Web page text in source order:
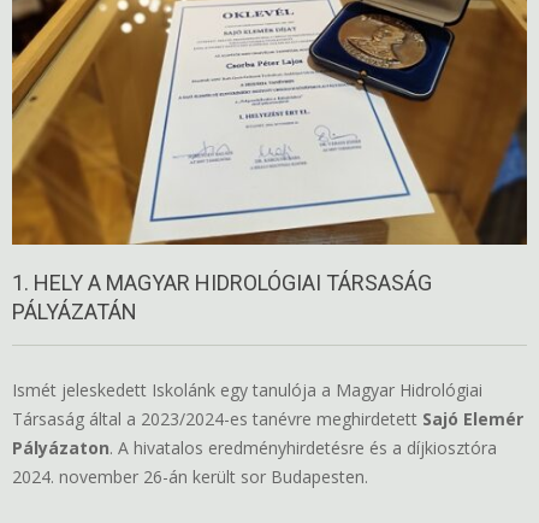
1. HELY A MAGYAR HIDROLÓGIAI TÁRSASÁG
PÁLYÁZATÁN
Ismét jeleskedett Iskolánk egy tanulója a Magyar Hidrológiai
Társaság által a 2023/2024-es tanévre meghirdetett Sajó Elemér
Pályázaton. A hivatalos eredményhirdetésre és a díjkiosztóra
2024. november 26-án került sor Budapesten.